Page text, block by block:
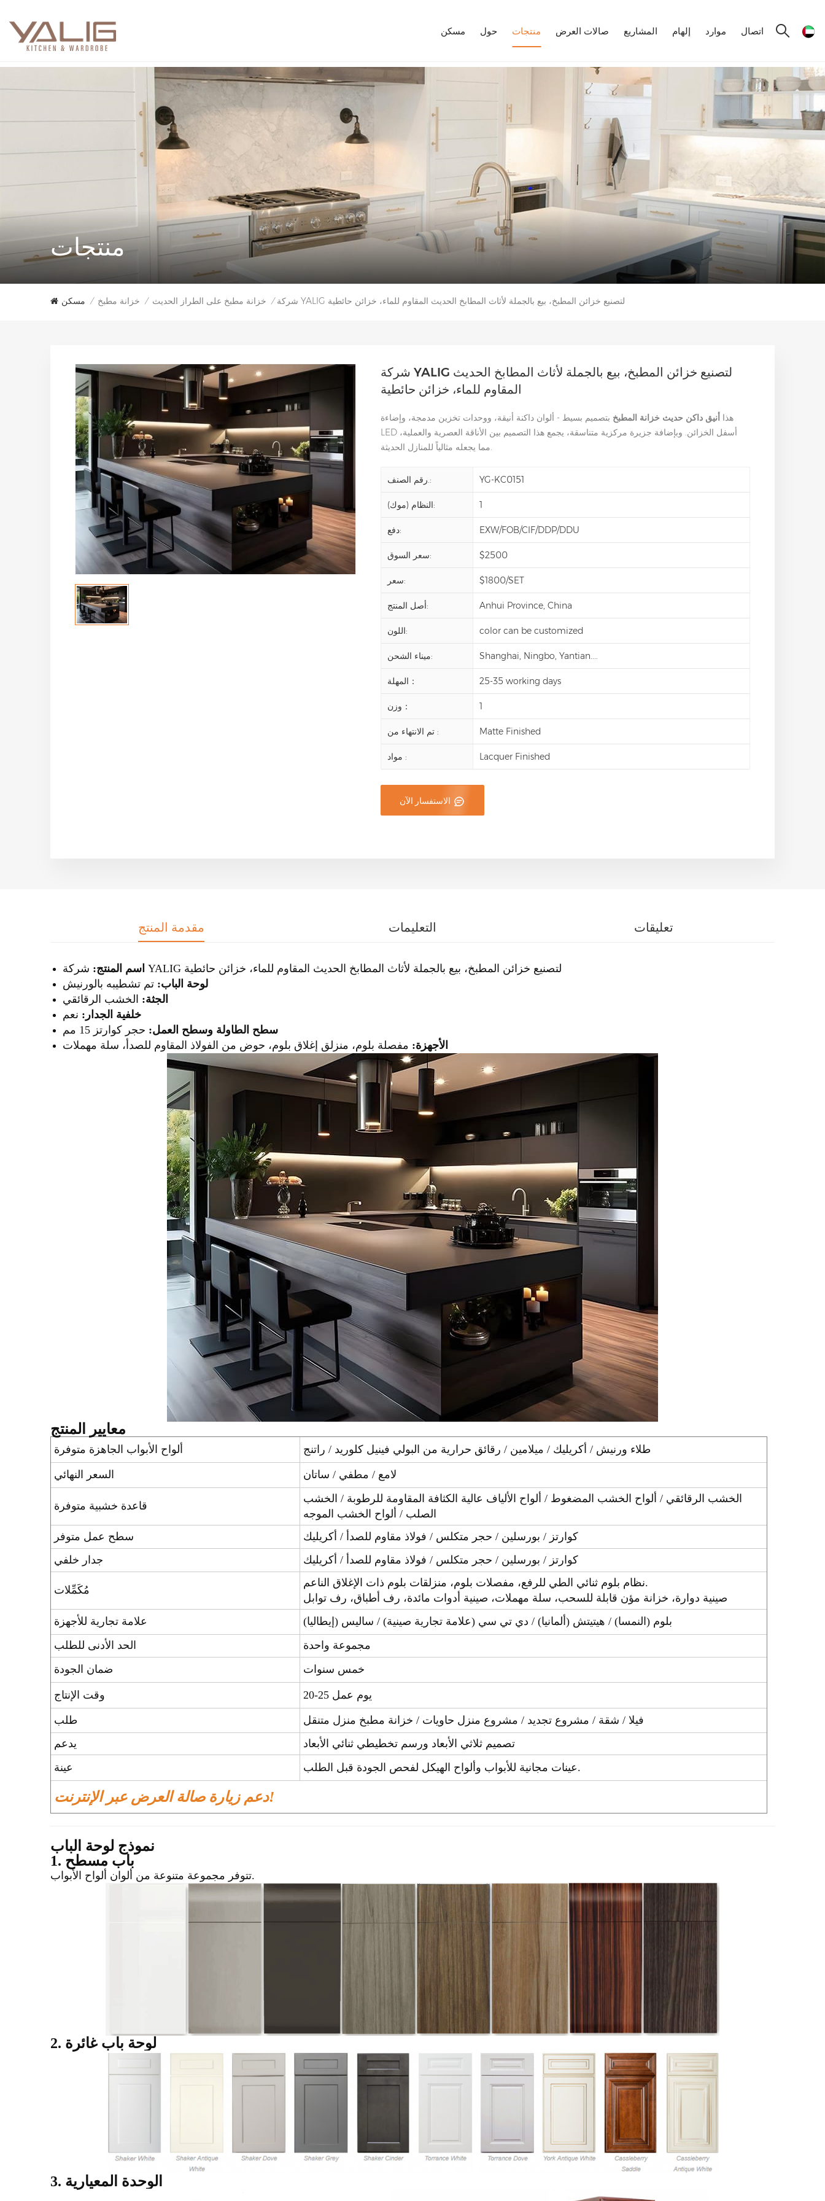
مسكن حول منتجات صالات العرض المشاريع إلهام موارد اتصال
منتجات
مسكن / خزانة مطبخ / خزانة مطبخ على الطراز الحديث / شركة YALIG لتصنيع خزائن المطبخ، بيع بالجملة لأثاث المطابخ الحديث المقاوم للماء، خزائن حائطية
شركة YALIG لتصنيع خزائن المطبخ، بيع بالجملة لأثاث المطابخ الحديث
المقاوم للماء، خزائن حائطية
هذا أنيق داكن حديث خزانة المطبخ بتصميم بسيط - ألوان داكنة أنيقة، ووحدات تخزين مدمجة، وإضاءة
LED أسفل الخزائن. وبإضافة جزيرة مركزية متناسقة، يجمع هذا التصميم بين الأناقة العصرية والعملية،
مما يجعله مثالياً للمنازل الحديثة.
رقم الصنف.: YG-KC0151
النظام (موك): 1
دفع: EXW/FOB/CIF/DDP/DDU
سعر السوق: $2500
سعر: $1800/SET
أصل المنتج: Anhui Province, China
اللون: color can be customized
ميناء الشحن: Shanghai, Ningbo, Yantian....
المهلة： 25-35 working days
وزن： 1
تم الانتهاء من : Matte Finished
مواد : Lacquer Finished
مقدمة المنتج التعليمات تعليقات
اسم المنتج:
شركة YALIG لتصنيع خزائن المطبخ، بيع بالجملة لأثاث المطابخ الحديث المقاوم للماء، خزائن حائطية
لوحة الباب: تم تشطيبه بالورنيش
الجثة: الخشب الرقائقي
خلفية الجدار: نعم
سطح الطاولة وسطح العمل: حجر كوارتز 15 مم
الأجهزة: مفصلة بلوم، منزلق إغلاق بلوم، حوض من الفولاذ المقاوم للصدأ، سلة مهملات
معايير المنتج
ألواح الأبواب الجاهزة متوفرة طلاء ورنيش / أكريليك / ميلامين / رقائق حرارية من البولي فينيل كلوريد / راتنج
السعر النهائي لامع / مطفي / ساتان
قاعدة خشبية متوفرة
الخشب الرقائقي / ألواح الخشب المضغوط / ألواح الألياف عالية الكثافة المقاومة للرطوبة / الخشب
الصلب / ألواح الخشب الموجه
سطح عمل متوفر
كوارتز / بورسلين / حجر متكلس / فولاذ مقاوم للصدأ / أكريليك
جدار خلفي
كوارتز / بورسلين / حجر متكلس / فولاذ مقاوم للصدأ / أكريليك
مُكَمِّلات
نظام بلوم ثنائي الطي للرفع، مفصلات بلوم، منزلقات بلوم ذات الإغلاق الناعم.
صينية دوارة، خزانة مؤن قابلة للسحب، سلة مهملات، صينية أدوات مائدة، رف أطباق، رف توابل
علامة تجارية للأجهزة
بلوم (النمسا) / هيتيتش (ألمانيا) / دي تي سي (علامة تجارية صينية) / ساليس (إيطاليا)
الحد الأدنى للطلب
مجموعة واحدة
ضمان الجودة
خمس سنوات
وقت الإنتاج 20-25 يوم عمل
طلب
فيلا / شقة / مشروع تجديد / مشروع منزل حاويات / خزانة مطبخ منزل متنقل
يدعم
تصميم ثلاثي الأبعاد ورسم تخطيطي ثنائي الأبعاد
عينة
عينات مجانية للأبواب وألواح الهيكل لفحص الجودة قبل الطلب.
دعم زيارة صالة العرض عبر الإنترنت!
نموذج لوحة الباب
1. باب مسطح
تتوفر مجموعة متنوعة من ألوان ألواح الأبواب.
2. لوحة باب غائرة
3. الوحدة المعيارية